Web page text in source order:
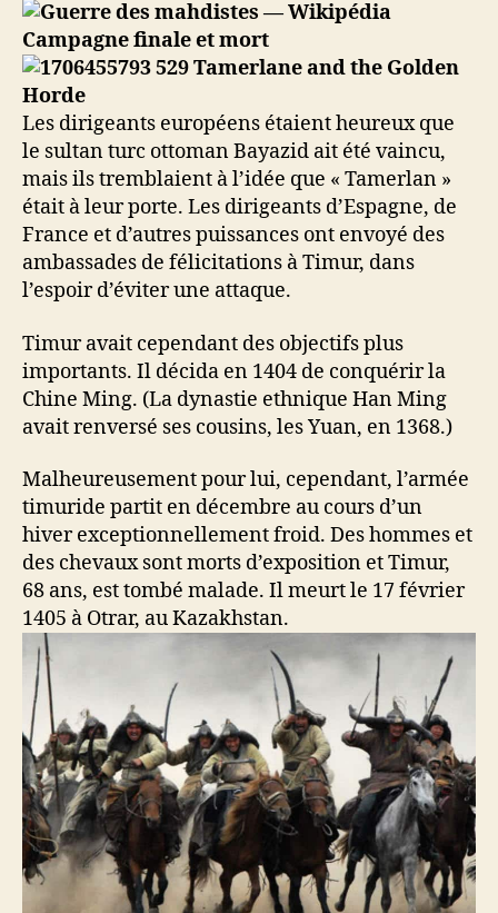
Campagne finale et mort
Les dirigeants européens étaient heureux que
le sultan turc ottoman Bayazid ait été vaincu,
mais ils tremblaient à l’idée que « Tamerlan »
était à leur porte. Les dirigeants d’Espagne, de
France et d’autres puissances ont envoyé des
ambassades de félicitations à Timur, dans
l’espoir d’éviter une attaque.
Timur avait cependant des objectifs plus
importants. Il décida en 1404 de conquérir la
Chine Ming. (La dynastie ethnique Han Ming
avait renversé ses cousins, les Yuan, en 1368.)
Malheureusement pour lui, cependant, l’armée
timuride partit en décembre au cours d’un
hiver exceptionnellement froid. Des hommes et
des chevaux sont morts d’exposition et Timur,
68 ans, est tombé malade. Il meurt le 17 février
1405 à Otrar, au Kazakhstan.